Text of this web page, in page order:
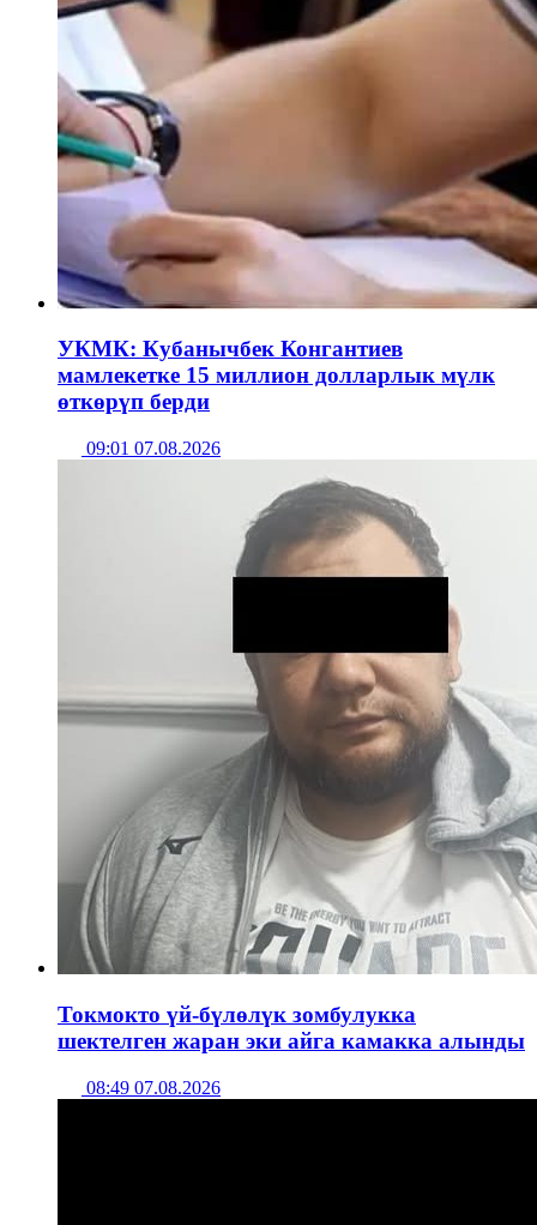
УКМК: Кубанычбек Конгантиев
мамлекетке 15 миллион долларлык мүлк
өткөрүп берди
09:01 07.08.2026
Токмокто үй-бүлөлүк зомбулукка
шектелген жаран эки айга камакка алынды
08:49 07.08.2026